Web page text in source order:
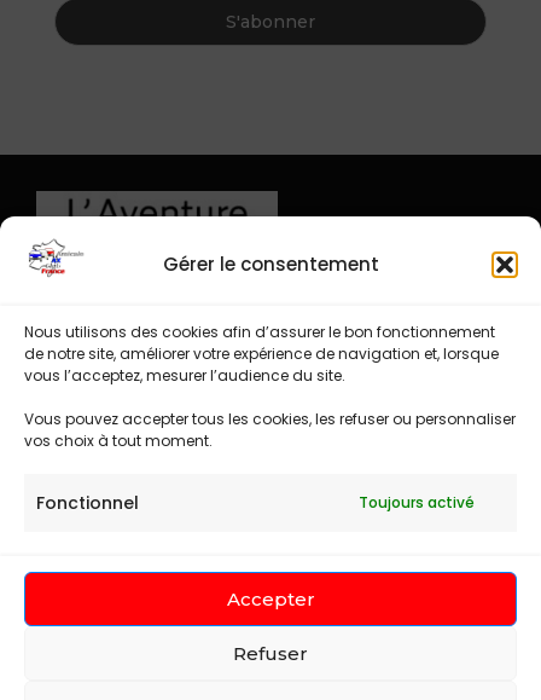
Gérer le consentement
Nous utilisons des cookies afin d’assurer le bon fonctionnement
de notre site, améliorer votre expérience de navigation et, lorsque
vous l’acceptez, mesurer l’audience du site.
Vous pouvez accepter tous les cookies, les refuser ou personnaliser
vos choix à tout moment.
Fonctionnel Toujours activé
Accepter
Refuser